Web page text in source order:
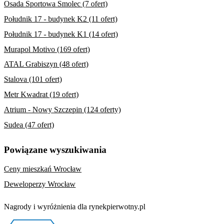
Osada Sportowa Smolec (7 ofert)
Południk 17 - budynek K2 (11 ofert)
Południk 17 - budynek K1 (14 ofert)
Murapol Motivo (169 ofert)
ATAL Grabiszyn (48 ofert)
Stalova (101 ofert)
Metr Kwadrat (19 ofert)
Atrium - Nowy Szczepin (124 oferty)
Sudea (47 ofert)
Powiązane wyszukiwania
Ceny mieszkań Wrocław
Deweloperzy Wrocław
Nagrody i wyróżnienia dla rynekpierwotny.pl